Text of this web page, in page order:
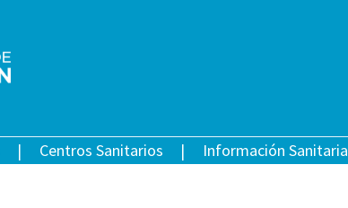
Centros Sanitarios Información Sanitaria